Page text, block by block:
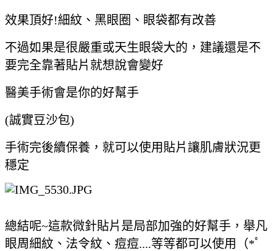
效果頂好!細紋、黑眼圈、眼袋都有改善
不過如果是很嚴重或天生眼袋大的，建議還是不
要完全靠著貼片就想說會變好
醫美手術會是你的好幫手
(誠實豆沙包)
手術完後續保養，就可以使用貼片讓肌膚狀況更
穩定
總結呢~這款微針貼片是局部加強的好幫手，舉凡
眼周細紋、法令紋、痘痘....等等都可以使用（*ﾟ